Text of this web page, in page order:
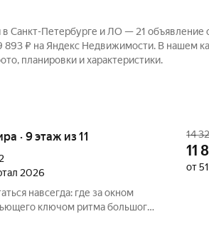
Санкт-Петербурге и ЛО — 21 объявление
893 ₽ на Яндекс Недвижимости. В нашем
планировки и характеристики.
· 9 этаж из 11
2026
навсегда: где за окном
ключом ритма большого
14
11
от